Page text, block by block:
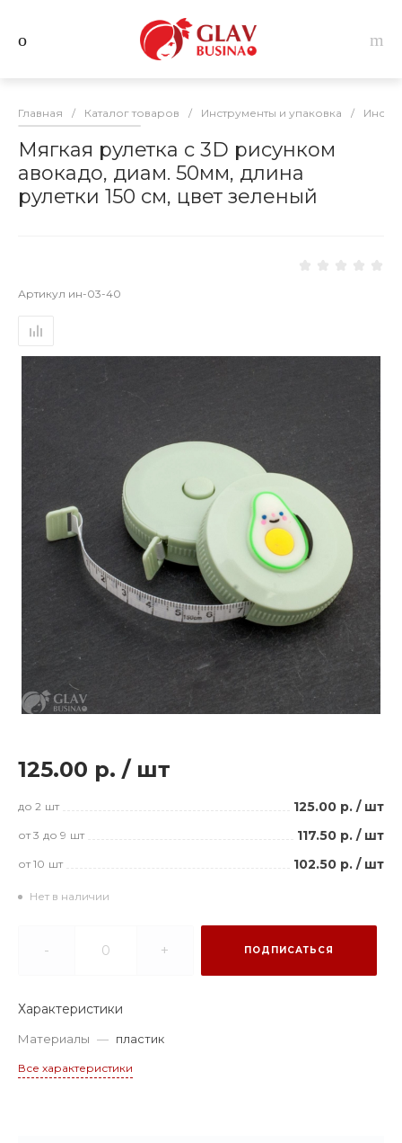
Главная / Каталог товаров / Инструменты и упаковка /
Мягкая рулетка с 3D рисунком
авокадо, диам. 50мм, длина
рулетки 150 см, цвет зеленый
Артикул ин-03-40
125.00 р. / шт
до 2 шт 125.00 р. / шт
от 3 до 9 шт 117.50 р. / шт
от 10 шт 102.50 р. / шт
Нет в наличии
- + ПОДПИСАТЬСЯ
Характеристики
Материалы — пластик
Все характеристики